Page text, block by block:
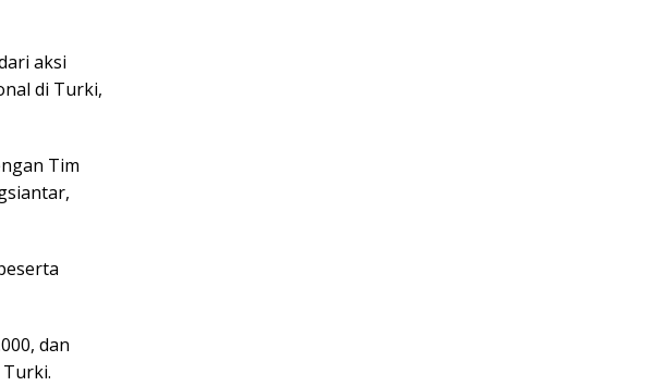
aksi
di Turki,
Tim
dan